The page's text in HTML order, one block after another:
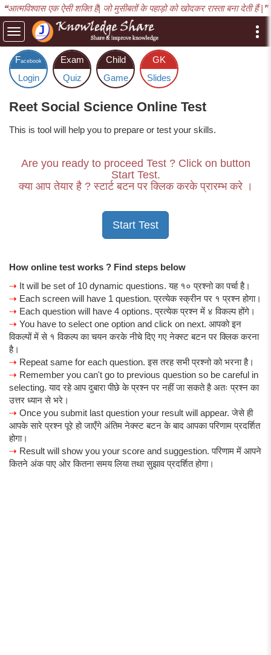
❝आत्मविश्वास एक ऐसी शक्ति है| जो मुसीबतों के पहाड़ो को खोदकर रास्ता बना देती हैं |❞
Toggle
navigation
Facebook
Login
Exam
Quiz
Child
Game
GK
Slides
Reet Social Science Online Test
This is tool will help you to prepare or test your skills.
Are you ready to proceed Test ? Click on button
Start Test.
क्या आप तेयार है ? स्टार्ट बटन पर क्लिक करके प्रारम्भ करे ।
How online test works ? Find steps below
⇢ It will be set of 10 dynamic questions. यह १० प्रश्नो का पर्चा है।
⇢ Each screen will have 1 question. प्रत्येक स्क्रीन पर १ प्रश्न होगा।
⇢ Each question will have 4 options. प्रत्येक प्रश्न में ४ विकल्प होंगे।
⇢ You have to select one option and click on next. आपको इन
विकल्पों में से १ विकल्प का चयन करके नीचे दिए गए नेक्स्ट बटन पर क्लिक करना
है।
⇢ Repeat same for each question. इस तरह सभी प्रश्नो को भरना है।
⇢ Remember you can't go to previous question so be careful in
selecting. याद रहे आप दुबारा पीछे के प्रश्न पर नहीं जा सकते है अतः प्रश्न का
उत्तर ध्यान से भरे।
⇢ Once you submit last question your result will appear. जेसे ही
आपके सारे प्रश्न पूरे हो जाएँगे अंतिम नेक्स्ट बटन के बाद आपका परिणाम प्रदर्शित
होगा।
⇢ Result will show you your score and suggestion. परिणाम में आपने
कितने अंक पाए ओर कितना समय लिया तथा सुझाव प्रदर्शित होगा।